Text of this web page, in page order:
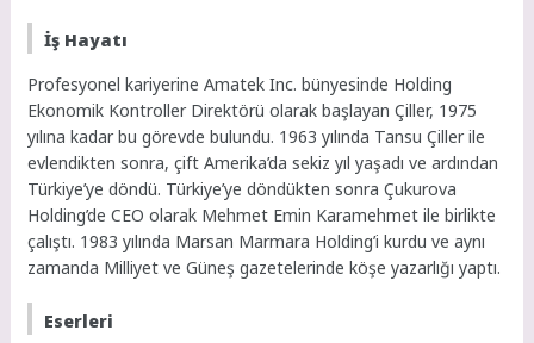
İş Hayatı
Profesyonel kariyerine Amatek Inc. bünyesinde Holding
Ekonomik Kontroller Direktörü olarak başlayan Çiller, 1975
yılına kadar bu görevde bulundu. 1963 yılında Tansu Çiller ile
evlendikten sonra, çift Amerika’da sekiz yıl yaşadı ve ardından
Türkiye’ye döndü. Türkiye’ye döndükten sonra Çukurova
Holding’de CEO olarak Mehmet Emin Karamehmet ile birlikte
çalıştı. 1983 yılında Marsan Marmara Holding’i kurdu ve aynı
zamanda Milliyet ve Güneş gazetelerinde köşe yazarlığı yaptı.
Eserleri